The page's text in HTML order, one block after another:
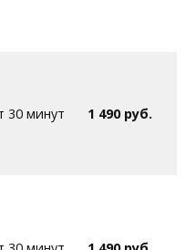
30 минут 1 490 руб.